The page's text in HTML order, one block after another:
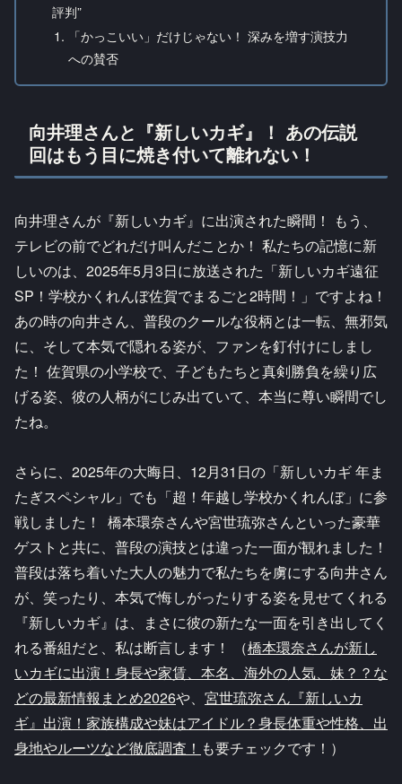
評判”
「かっこいい」だけじゃない！ 深みを増す演技力
への賛否
向井理さんと『新しいカギ』！ あの伝説
回はもう目に焼き付いて離れない！
向井理さんが『新しいカギ』に出演された瞬間！ もう、
テレビの前でどれだけ叫んだことか！ 私たちの記憶に新
しいのは、2025年5月3日に放送された「新しいカギ遠征
SP！学校かくれんぼ佐賀でまるごと2時間！」ですよね！
あの時の向井さん、普段のクールな役柄とは一転、無邪気
に、そして本気で隠れる姿が、ファンを釘付けにしまし
た！ 佐賀県の小学校で、子どもたちと真剣勝負を繰り広
げる姿、彼の人柄がにじみ出ていて、本当に尊い瞬間でし
たね。
さらに、2025年の大晦日、12月31日の「新しいカギ 年ま
たぎスペシャル」でも「超！年越し学校かくれんぼ」に参
戦しました！ 橋本環奈さんや宮世琉弥さんといった豪華
ゲストと共に、普段の演技とは違った一面が観れました！
普段は落ち着いた大人の魅力で私たちを虜にする向井さん
が、笑ったり、本気で悔しがったりする姿を見せてくれる
『新しいカギ』は、まさに彼の新たな一面を引き出してく
れる番組だと、私は断言します！ （橋本環奈さんが新し
いカギに出演！身長や家賃、本名、海外の人気、妹？？な
どの最新情報まとめ2026や、 宮世琉弥さん『新しいカ
ギ』出演！家族構成や妹はアイドル？身長体重や性格、出
身地やルーツなど徹底調査！ も要チェックです！）